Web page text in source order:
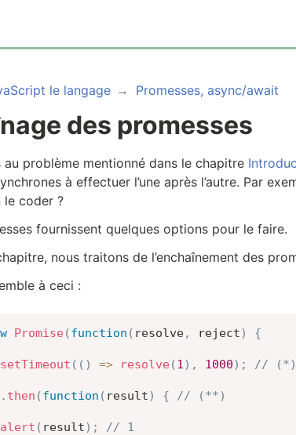
le langage Promesses, async/await
des promesses
au problème mentionné dans le chapitre
à effectuer l’une après l’autre. Par
le coder ?
fournissent quelques options pour le faire.
nous traitons de l’enchaînement des
à ceci :
Promise (function ( resolve, reject) {
setTimeout ( ( ) => resolve (1) , 1000) ; // (*)
. then (function ( result) { // (**)
alert ( result) ;
// 1